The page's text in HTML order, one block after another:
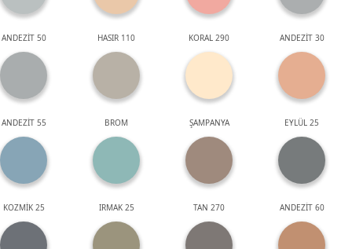
ANDEZİT 50 HASIR 110 KORAL 290 ANDEZİT 30
ANDEZİT 55 BROM ŞAMPANYA EYLÜL 25
KOZMİK 25 IRMAK 25 TAN 270 ANDEZİT 60